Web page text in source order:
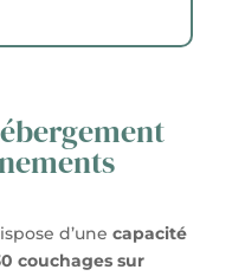
d’une capacité
couchages sur